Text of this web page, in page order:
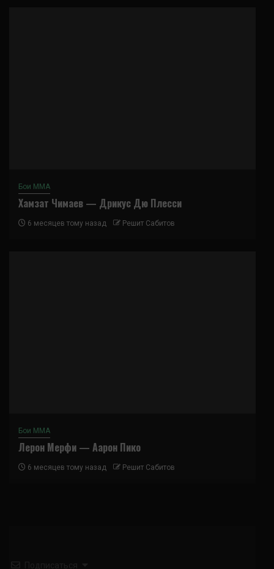
Бои ММА
Хамзат Чимаев — Дрикус Дю Плесси
6 месяцев тому назад Решит Сабитов
Бои ММА
Лерон Мерфи — Аарон Пико
6 месяцев тому назад Решит Сабитов